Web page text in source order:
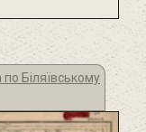
Біляївському